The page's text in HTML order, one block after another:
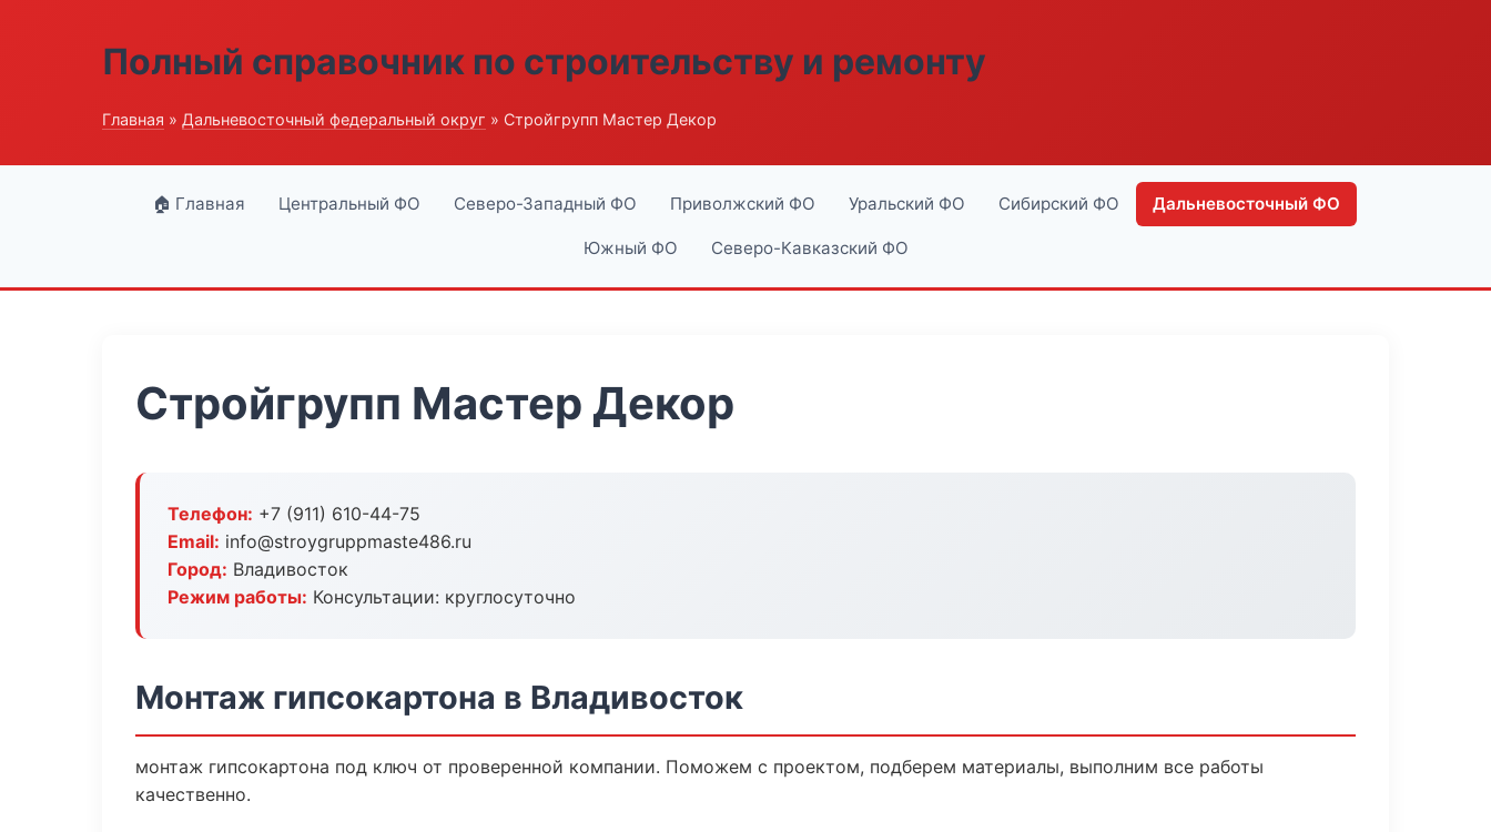
Полный справочник по строительству и ремонту
Главная » Дальневосточный федеральный округ » Стройгрупп Мастер Декор
🏠 Главная Центральный ФО Северо-Западный ФО Приволжский ФО Уральский ФО Сибирский ФО Дальневосточный ФО
Южный ФО Северо-Кавказский ФО
Стройгрупп Мастер Декор
Телефон: +7 (911) 610-44-75
Email: info@stroygruppmaste486.ru
Город: Владивосток
Режим работы: Консультации: круглосуточно
Монтаж гипсокартона в Владивосток
монтаж гипсокартона под ключ от проверенной компании. Поможем с проектом, подберем материалы, выполним все работы
качественно.